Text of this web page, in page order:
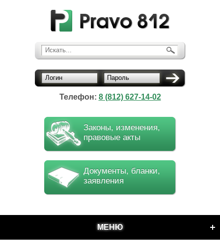
Искать...
Логин Пароль
Телефон: 8 (812) 627-14-02
Законы, изменения,
правовые акты
Документы, бланки,
заявления
МЕНЮ